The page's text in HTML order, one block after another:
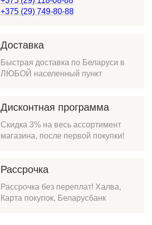
+375 (29) 749-80-88
Доставка
Быстрая доставка по Беларуси в
ЛЮБОЙ населенный пункт
Дисконтная программа
Скидка 3% на весь ассортимент
магазина, после первой покупки!
Рассрочка
Рассрочка без переплат! Халва,
Карта покупок, Беларусбанк